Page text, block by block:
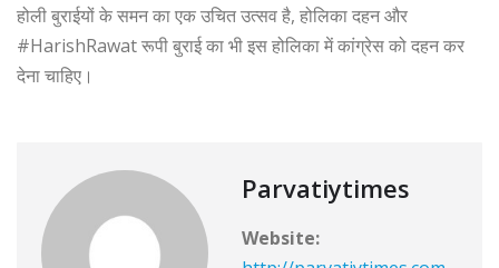
होली बुराईयों के समन का एक उचित उत्सव है, होलिका दहन और
#HarishRawat रूपी बुराई का भी इस होलिका में कांग्रेस को दहन कर
देना चाहिए‌।
Parvatiytimes
Website: